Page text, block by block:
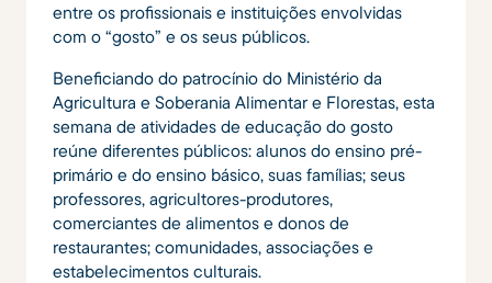
entre os profissionais e instituições envolvidas
com o “gosto” e os seus públicos.
Beneficiando do patrocínio do Ministério da
Agricultura e Soberania Alimentar e Florestas, esta
semana de atividades de educação do gosto
reúne diferentes públicos: alunos do ensino pré-
primário e do ensino básico, suas famílias; seus
professores, agricultores-produtores,
comerciantes de alimentos e donos de
restaurantes; comunidades, associações e
estabelecimentos culturais.